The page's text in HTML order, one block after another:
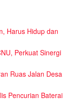
Harus Hidup dan
Perkuat Sinergi
Ruas Jalan Desa
Pencurian Baterai